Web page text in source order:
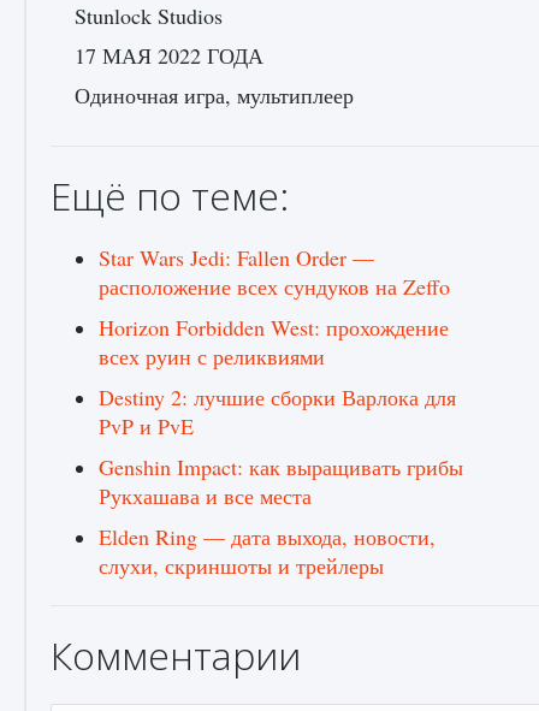
Stunlock Studios
17 МАЯ 2022 ГОДА
Одиночная игра, мультиплеер
Ещё по теме:
Star Wars Jedi: Fallen Order —
расположение всех сундуков на Zeffo
Horizon Forbidden West: прохождение
всех руин с реликвиями
Destiny 2: лучшие сборки Варлока для
PvP и PvE
Genshin Impact: как выращивать грибы
Рукхашава и все места
Elden Ring — дата выхода, новости,
слухи, скриншоты и трейлеры
Комментарии